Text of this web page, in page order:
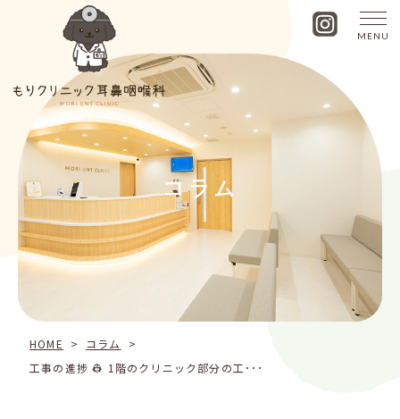
の
MENU
コラム
HOME > コラム
>
工事の進捗 👷 1階のクリニック部分の工･･･